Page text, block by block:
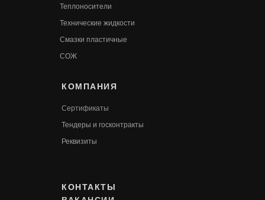
КОМПАНИЯ
Теплоносители
Технические жидкости
Смазки пластичные
СОЖ
Сертификаты
Тендеры и госконтракты
Реквизиты
КОНТАКТЫ